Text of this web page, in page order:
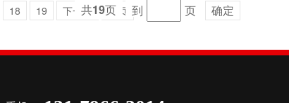
18 19 下一页 末页
共19页 到 页 确定